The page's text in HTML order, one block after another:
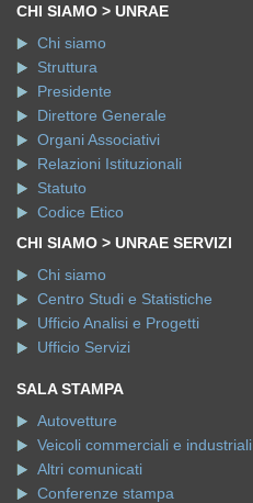
CHI SIAMO > UNRAE
Chi siamo
Struttura
Presidente
Direttore Generale
Organi Associativi
Relazioni Istituzionali
Statuto
Codice Etico
CHI SIAMO > UNRAE SERVIZI
Chi siamo
Centro Studi e Statistiche
Ufficio Analisi e Progetti
Ufficio Servizi
SALA STAMPA
Autovetture
Veicoli commerciali e industriali
Altri comunicati
Conferenze stampa